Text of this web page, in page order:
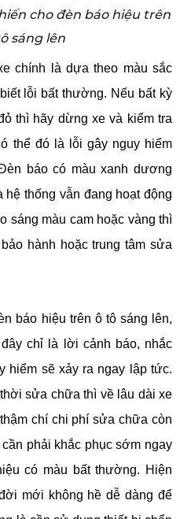
cho đèn báo hiệu trên
sáng lên
chính là dựa theo màu sắc
lỗi bất thường. Nếu bất kỳ
thì hãy dừng xe và kiểm tra
thể đó là lỗi gây nguy hiểm
báo có màu xanh dương
hệ thống vẫn đang hoạt động
sáng màu cam hoặc vàng thì
hành hoặc trung tâm sửa
báo hiệu trên ô tô sáng lên,
chỉ là lời cảnh báo, nhắc
hiểm sẽ xảy ra ngay lập tức.
sửa chữa thì về lâu dài xe
chí chi phí sửa chữa còn
phải khắc phục sớm ngay
có màu bất thường. Hiện
mới không hề dễ dàng để